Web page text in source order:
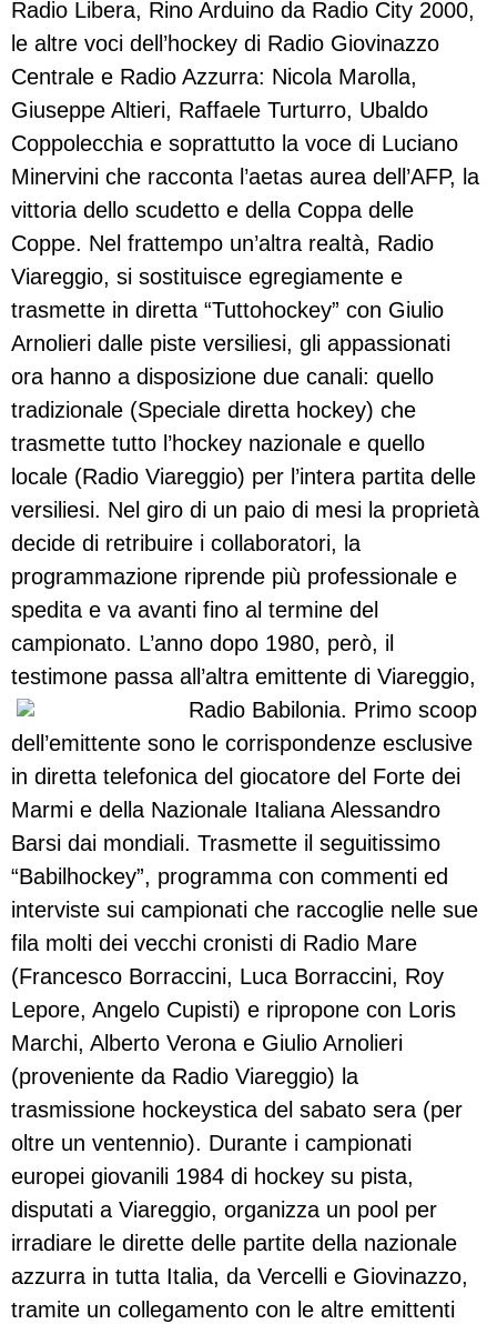
Radio Libera, Rino Arduino da Radio City 2000,
le altre voci dell’hockey di Radio Giovinazzo
Centrale e Radio Azzurra: Nicola Marolla,
Giuseppe Altieri, Raffaele Turturro, Ubaldo
Coppolecchia e soprattutto la voce di Luciano
Minervini che racconta l’aetas aurea dell’AFP, la
vittoria dello scudetto e della Coppa delle
Coppe. Nel frattempo un’altra realtà, Radio
Viareggio, si sostituisce egregiamente e
trasmette in diretta “Tuttohockey” con Giulio
Arnolieri dalle piste versiliesi, gli appassionati
ora hanno a disposizione due canali: quello
tradizionale (Speciale diretta hockey) che
trasmette tutto l’hockey nazionale e quello
locale (Radio Viareggio) per l’intera partita delle
versiliesi. Nel giro di un paio di mesi la proprietà
decide di retribuire i collaboratori, la
programmazione riprende più professionale e
spedita e va avanti fino al termine del
campionato. L’anno dopo 1980, però, il
testimone passa all’altra emittente di Viareggio,
Radio Babilonia. Primo scoop
dell’emittente sono le corrispondenze esclusive
in diretta telefonica del giocatore del Forte dei
Marmi e della Nazionale Italiana Alessandro
Barsi dai mondiali. Trasmette il seguitissimo
“Babilhockey”, programma con commenti ed
interviste sui campionati che raccoglie nelle sue
fila molti dei vecchi cronisti di Radio Mare
(Francesco Borraccini, Luca Borraccini, Roy
Lepore, Angelo Cupisti) e ripropone con Loris
Marchi, Alberto Verona e Giulio Arnolieri
(proveniente da Radio Viareggio) la
trasmissione hockeystica del sabato sera (per
oltre un ventennio). Durante i campionati
europei giovanili 1984 di hockey su pista,
disputati a Viareggio, organizza un pool per
irradiare le dirette delle partite della nazionale
azzurra in tutta Italia, da Vercelli e Giovinazzo,
tramite un collegamento con le altre emittenti